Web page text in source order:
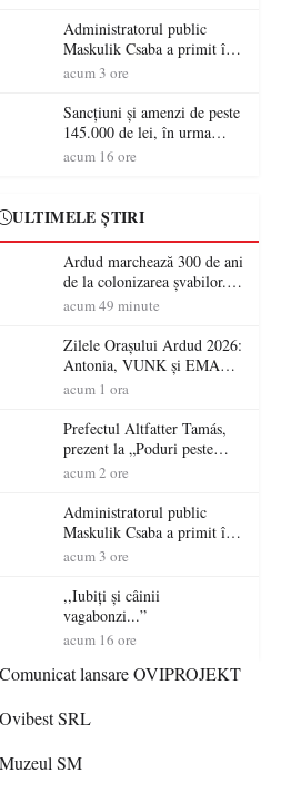
Administratorul public
Maskulik Csaba a primit în
audiență cetățenii din Satu
acum 3 ore
Sancțiuni și amenzi de peste
145.000 de lei, în urma
acțiunilor polițiștilor
acum 16 ore
ULTIMELE ȘTIRI
Ardud marchează 300 de ani
de la colonizarea șvabilor.
Jubileul va fi sărbătorit pe 8
acum 49 minute
Zilele Orașului Ardud 2026:
Antonia, VUNK și EMAA
urcă pe scena Cetății Ardud.
acum 1 ora
Prefectul Altfatter Tamás,
prezent la „Poduri peste
granițe – Zilele Diasporei
acum 2 ore
Administratorul public
Maskulik Csaba a primit în
audiență cetățenii din Satu
acum 3 ore
,,Iubiți și câinii
vagabonzi...”
acum 16 ore